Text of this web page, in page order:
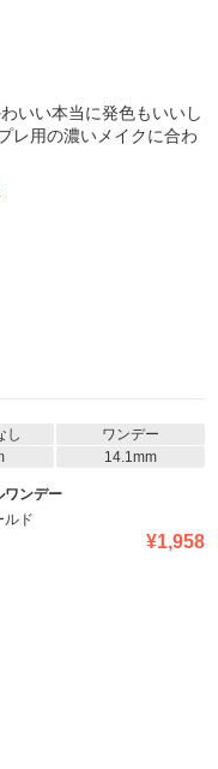
いい本当に発色もいいし
レ用の濃いメイクに合わ
し
ワンデー
14.1mm
ワンデー
ルド
¥1,958